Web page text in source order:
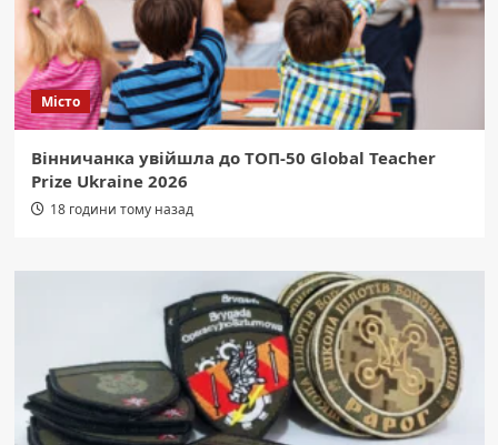
Місто
Вінничанка увійшла до ТОП-50 Global Teacher
Prize Ukraine 2026
18 години тому назад